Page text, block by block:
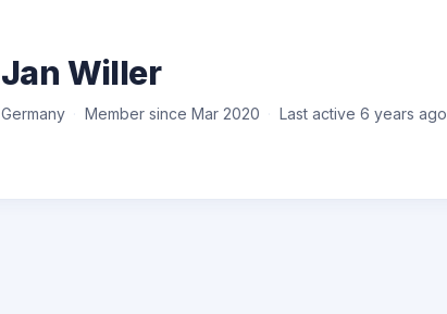
Jan Willer
Germany Member since Mar 2020 Last active 6 years ago